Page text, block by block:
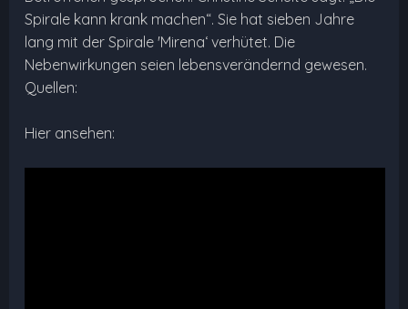
Spirale kann krank machen“. Sie hat sieben Jahre
lang mit der Spirale 'Mirena‘ verhütet. Die
Nebenwirkungen seien lebensverändernd gewesen.
Quellen:
Hier ansehen: